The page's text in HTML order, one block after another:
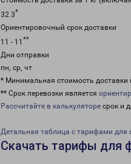
32.3*
Ориентировочный срок доставки
11 - 11 **
Дни отправки
пн, ср, чт
* Минимальная стоимость
** Срок перевозки является
Рассчитайте в калькуляторе срок и
Детальная таблица с тарифами для
Скачать тарифы для